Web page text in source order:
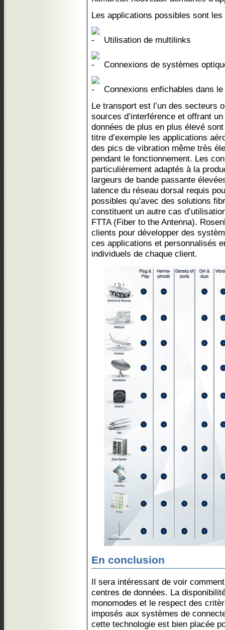
Les applications possibles sont
Utilisation de multilinks
Connexions de systèmes
Connexions enfichables dans
Le transport est l’un des secteurs
sources d’interférence et offrant
données de plus en plus élevé
titre d’exemple les applications
des pics de vibration même très
pendant le fonctionnement. Les
particulièrement adaptés à la
largeurs de bande passante
latence du réseau dorsal requis
possibles qu’avec des solutions
constituent un autre cas
FTTA (Fiber to the Antenna).
clients pour développer des
ces applications et personnalisés
individuels de chaque client.
En conclusion
Il sera intéressant de voir
centres de données. La
monomodes et le respect des
imposés aux systèmes de
cette technologie est bien placée